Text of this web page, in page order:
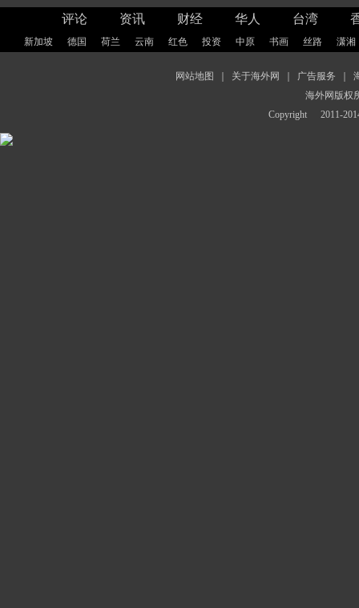
评论 资讯 财经 华人 台湾
新加坡 德国 荷兰 云南 红色 投资 中原 书画 丝路 潇湘
网站地图 关于海外网 广告服务
海外网版权
Copyright
2011-